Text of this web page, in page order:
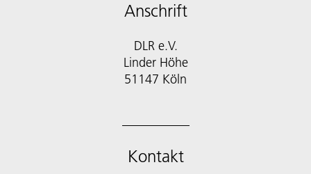
Anschrift
DLR e.V.
Linder Höhe
51147 Köln
Kontakt